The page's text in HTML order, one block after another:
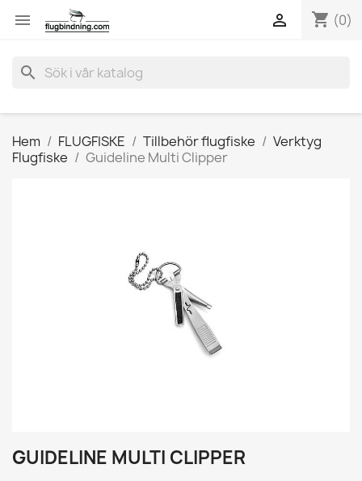
 shopping_cart (0)

search
Hem FLUGFISKE Tillbehör flugfiske
Verktyg
Flugfiske
Guideline Multi Clipper
GUIDELINE MULTI CLIPPER